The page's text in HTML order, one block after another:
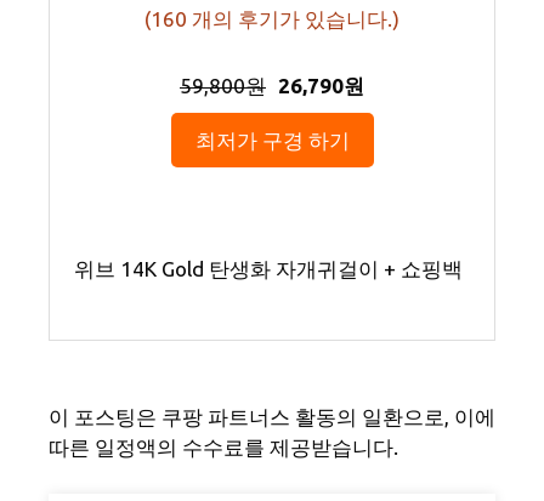
(160 개의 후기가 있습니다.)
59,800원 26,790원
최저가 구경 하기
위브 14K Gold 탄생화 자개귀걸이 + 쇼핑백
이 포스팅은 쿠팡 파트너스 활동의 일환으로, 이에
따른 일정액의 수수료를 제공받습니다.